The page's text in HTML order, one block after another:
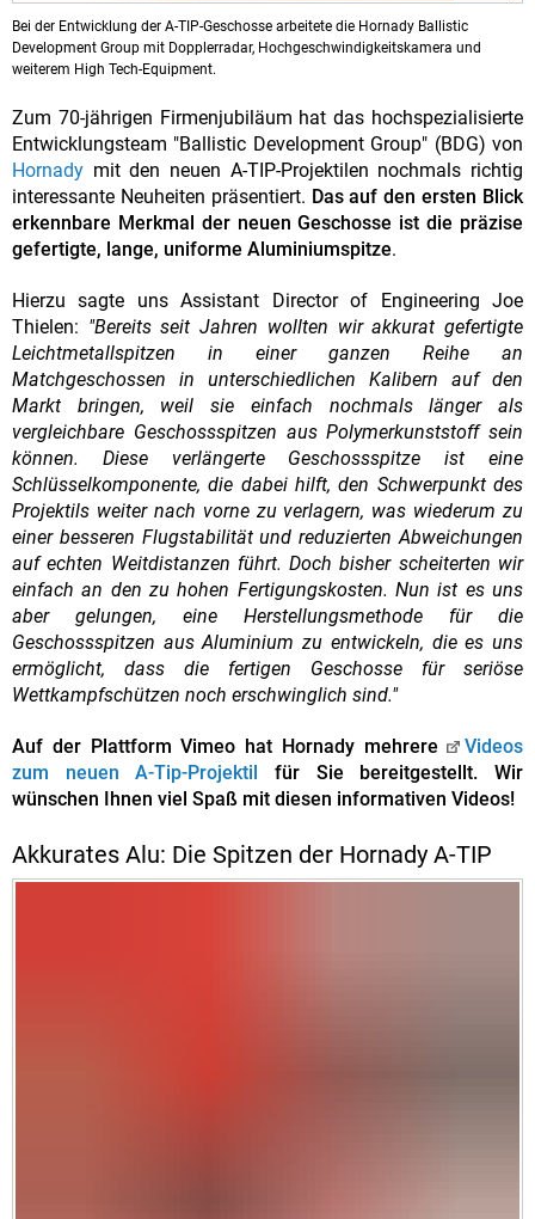
Bei der Entwicklung der A-TIP-Geschosse arbeitete die Hornady Ballistic
Development Group mit Dopplerradar, Hochgeschwindigkeitskamera und
weiterem High Tech-Equipment.
Zum 70-jährigen Firmenjubiläum hat das hochspezialisierte
Entwicklungsteam "Ballistic Development Group" (BDG) von
Hornady mit den neuen A-TIP-Projektilen nochmals richtig
interessante Neuheiten präsentiert. Das auf den ersten Blick
erkennbare Merkmal der neuen Geschosse ist die präzise
gefertigte, lange, uniforme Aluminiumspitze.
Hierzu sagte uns Assistant Director of Engineering Joe
Thielen: "Bereits seit Jahren wollten wir akkurat gefertigte
Leichtmetallspitzen in einer ganzen Reihe an
Matchgeschossen in unterschiedlichen Kalibern auf den
Markt bringen, weil sie einfach nochmals länger als
vergleichbare Geschossspitzen aus Polymerkunststoff sein
können. Diese verlängerte Geschossspitze ist eine
Schlüsselkomponente, die dabei hilft, den Schwerpunkt des
Projektils weiter nach vorne zu verlagern, was wiederum zu
einer besseren Flugstabilität und reduzierten Abweichungen
auf echten Weitdistanzen führt. Doch bisher scheiterten wir
einfach an den zu hohen Fertigungskosten. Nun ist es uns
aber gelungen, eine Herstellungsmethode für die
Geschossspitzen aus Aluminium zu entwickeln, die es uns
ermöglicht, dass die fertigen Geschosse für seriöse
Wettkampfschützen noch erschwinglich sind."
Auf der Plattform Vimeo hat Hornady mehrere
Videos
zum neuen A-Tip-Projektil
für Sie bereitgestellt. Wir
wünschen Ihnen viel Spaß mit diesen informativen Videos!
Akkurates Alu: Die Spitzen der Hornady A-TIP